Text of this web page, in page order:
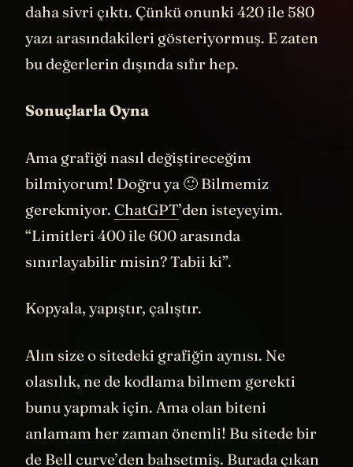
görünüyor, onu fark ettim hemen. Benimki
daha sivri çıktı. Çünkü onunki 420 ile 580
yazı arasındakileri gösteriyormuş. E zaten
Ama grafiği nasıl değiştireceğim
bilmiyorum! Doğru ya 🙂 Bilmemiz
gerekmiyor.ChatGPT ’den isteyeyim.
“Limitleri 400 ile 600 arasında
Alın size o sitedeki grafiğin aynısı. Ne
olasılık, ne de kodlama bilmem gerekti
bunu yapmak için. Ama olan biteni
anlamam her zaman önemli! Bu sitede bir